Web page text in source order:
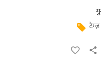
टैग्ज़